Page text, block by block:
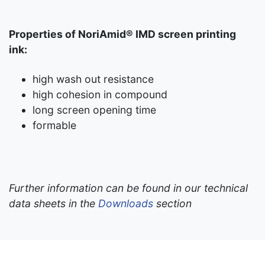
Properties of NoriAmid® IMD screen printing
ink:
high wash out resistance
high cohesion in compound
long screen opening time
formable
Further information can be found in our technical
data sheets in the Downloads section